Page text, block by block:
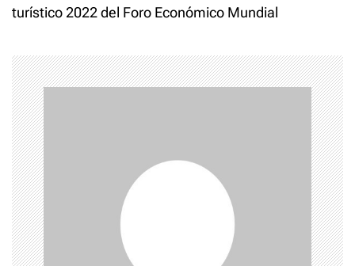
e
r
e
n
s
i
n
n
e
w
w
i
n
d
o
w
)
o
o
p
e
n
s
n
a
v
i
g
a
t
i
turístico 2022 del Foro Económico Mundial